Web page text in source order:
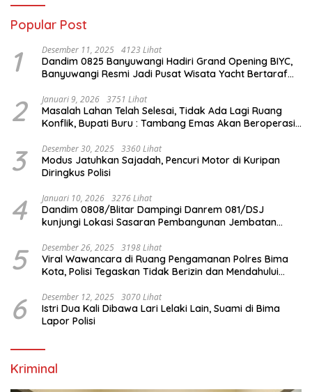
Popular Post
1 Desember 11, 2025 4123 Lihat
Dandim 0825 Banyuwangi Hadiri Grand Opening BIYC,
Banyuwangi Resmi Jadi Pusat Wisata Yacht Bertaraf
2 Januari 9, 2026 3751 Lihat
Masalah Lahan Telah Selesai, Tidak Ada Lagi Ruang
Konflik, Bupati Buru : Tambang Emas Akan Beroperasi
3 Desember 30, 2025 3360 Lihat
Modus Jatuhkan Sajadah, Pencuri Motor di Kuripan
Diringkus Polisi
4 Januari 10, 2026 3276 Lihat
Dandim 0808/Blitar Dampingi Danrem 081/DSJ
kunjungi Lokasi Sasaran Pembangunan Jembatan
5 Desember 26, 2025 3198 Lihat
Viral Wawancara di Ruang Pengamanan Polres Bima
Kota, Polisi Tegaskan Tidak Berizin dan Mendahului
6 Desember 12, 2025 3070 Lihat
Istri Dua Kali Dibawa Lari Lelaki Lain, Suami di Bima
Lapor Polisi
Kriminal